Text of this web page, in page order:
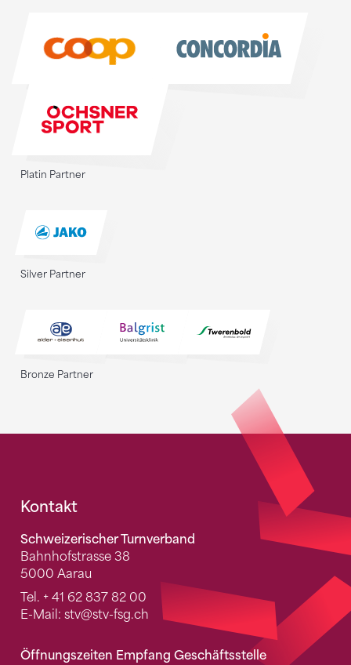
Platin Partner
Silver Partner
Bronze Partner
Fusszeile
Kontakt
Schweizerischer Turnverband
Bahnhofstrasse 38
5000 Aarau
Tel. + 41 62 837 82 00
E-Mail: stv@stv-fsg.ch
Öffnungszeiten Empfang Geschäftsstelle